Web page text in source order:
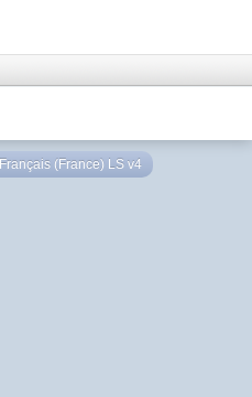
Français (France) LS v4